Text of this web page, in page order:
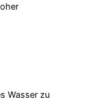
Wasser zu